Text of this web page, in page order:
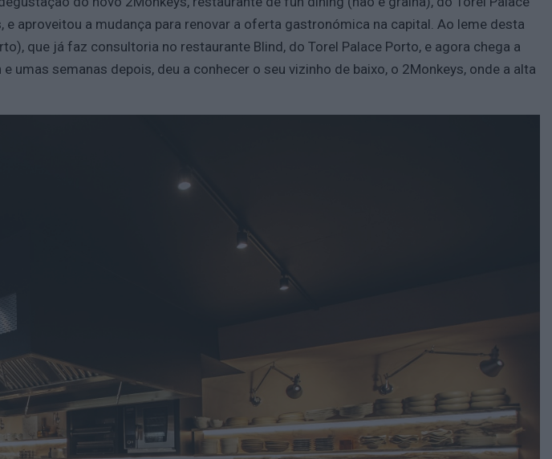
aproveitou a mudança para renovar a oferta gastronómica na capital. Ao leme desta
que já faz consultoria no restaurante Blind, do Torel Palace Porto, e agora chega a
semanas depois, deu a conhecer o seu vizinho de baixo, o 2Monkeys, onde a alta